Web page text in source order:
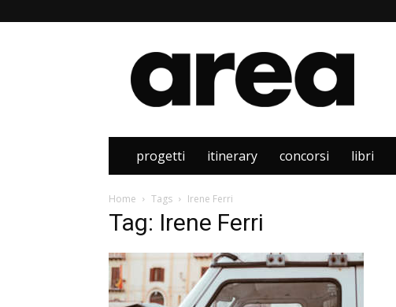
Area
progetti itinerary concorsi libri
Home Tags Irene Ferri
Tag: Irene Ferri